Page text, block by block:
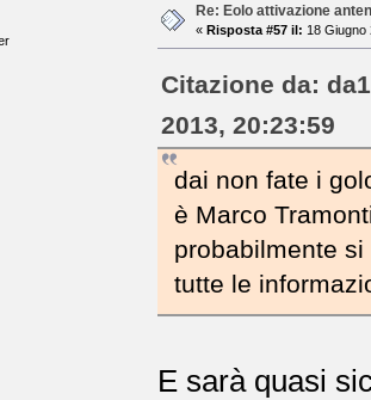
Re: Eolo attivazione
« Risposta #57 il: 18 Giugno
Citazione da:
2013, 20:23:59
dai non fate i
è Marco
probabilmente
tutte le
E sarà quasi